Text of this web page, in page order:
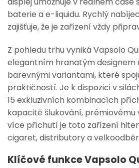
baterie a e-liquidu. Rychlý
zajišťuje, že je zařízení vždy
Z pohledu trhu vyniká Vapsolo
elegantním hranatým designem
barevnými variantami, které
praktičností. Je k dispozici v
15 exkluzivních kombinacích
kapacitě šlukování, prémiovému
více příchutí je toto zařízení
cigaret, distributory a
Klíčové funkce Vapsolo